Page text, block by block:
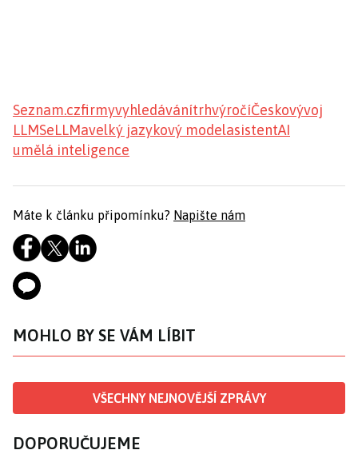
Seznam.czfirmyvyhledávánítrhvýročíČeskovývoj
LLMSeLLMavelký jazykový modelasistentAI
umělá inteligence
Máte k článku připomínku? Napište nám
MOHLO BY SE VÁM LÍBIT
VŠECHNY NEJNOVĚJŠÍ ZPRÁVY
DOPORUČUJEME